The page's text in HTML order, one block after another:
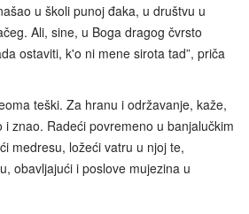
u školi punoj đaka, u društvu u
Ali, sine, u Boga dragog čvrsto
ostaviti, k'o ni mene sirota tad”, priča
teški. Za hranu i održavanje, kaže,
znao. Radeći povremeno u banjalučkim
medresu, ložeći vatru u njoj te,
obavljajući i poslove mujezina u